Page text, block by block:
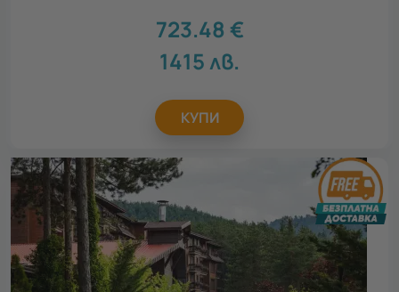
723.48 €
1415лв.
КУПИ